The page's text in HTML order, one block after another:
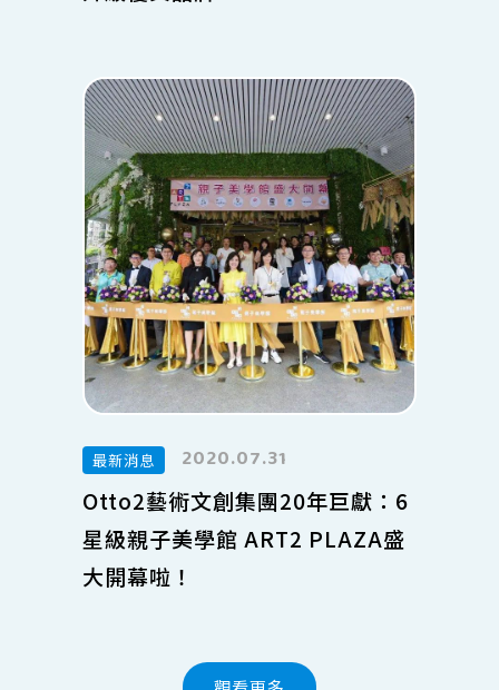
最新消息 2020.07.31
Otto2藝術文創集團20年巨獻：6
星級親子美學館 ART2 PLAZA盛
大開幕啦！